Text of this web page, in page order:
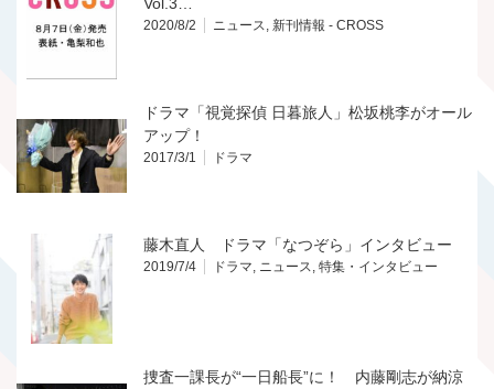
2020/8/2 ニュース 新刊情報 - CROSS
ドラマ「視覚探偵 日暮旅人」松坂桃李がオール
アップ！
2017/3/1 ドラマ
藤木直人 ドラマ「なつぞら」インタビュー
2019/7/4 ドラマ ニュース 特集・インタビュー
捜査一課長が“一日船長”に！ 内藤剛志が納涼